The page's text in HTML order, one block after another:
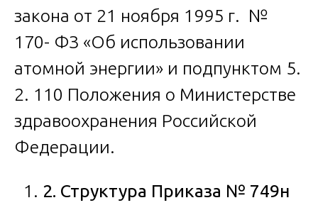
закона от 21 ноября 1995 г. №
170- ФЗ «Об использовании
атомной энергии» и подпунктом 5.
2. 110 Положения о Министерстве
здравоохранения Российской
Федерации.
2. Структура Приказа № 749н